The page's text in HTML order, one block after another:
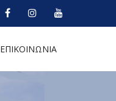
ΕΠΙΚΟΙΝΩΝΙΑ